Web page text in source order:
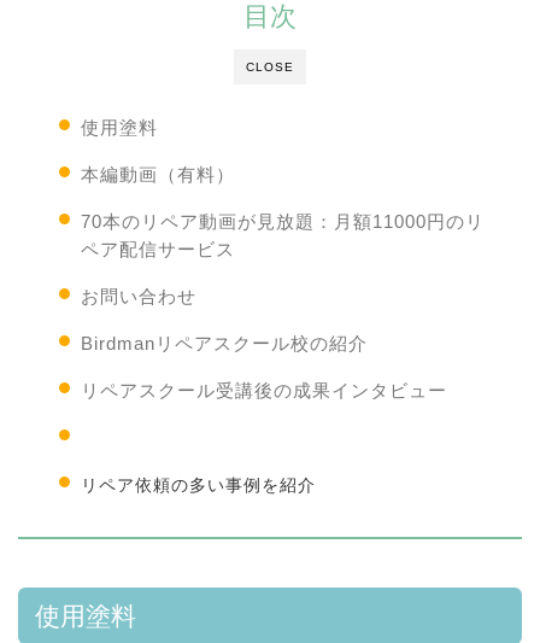
CLOSE
目次
使用塗料
本編動画（有料）
70本のリペア動画が見放題：月額11000円のリ
ペア配信サービス
お問い合わせ
Birdmanリペアスクール校の紹介
リペアスクール受講後の成果インタビュー
リペア依頼の多い事例を紹介
使用塗料